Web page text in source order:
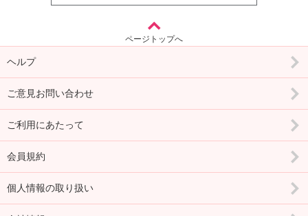
ページトップへ
ヘルプ
ご意見お問い合わせ
ご利用にあたって
会員規約
個人情報の取り扱い